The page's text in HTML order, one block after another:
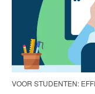
VOOR STUDENTEN: